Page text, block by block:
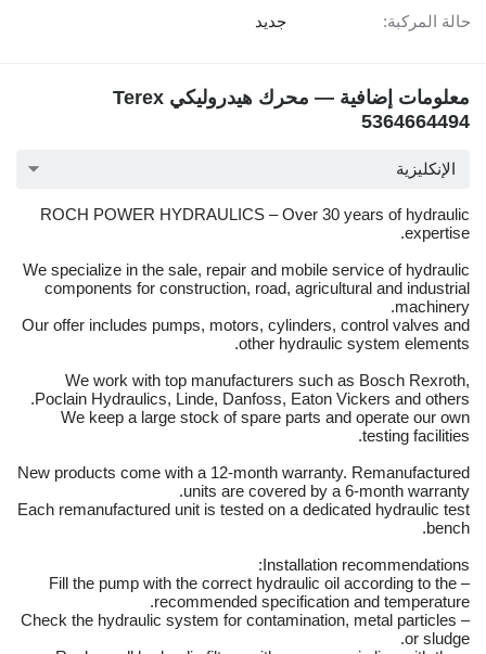
حالة المركبة: جديد
معلومات إضافية — محرك هيدروليكي Terex
5364664494
الإنكليزية
ROCH POWER HYDRAULICS – Over 30 years of hydraulic
expertise.
We specialize in the sale, repair and mobile service of hydraulic
components for construction, road, agricultural and industrial
machinery.
Our offer includes pumps, motors, cylinders, control valves and
other hydraulic system elements.
We work with top manufacturers such as Bosch Rexroth,
Poclain Hydraulics, Linde, Danfoss, Eaton Vickers and others.
We keep a large stock of spare parts and operate our own
testing facilities.
New products come with a 12-month warranty. Remanufactured
units are covered by a 6-month warranty.
Each remanufactured unit is tested on a dedicated hydraulic test
bench.
Installation recommendations:
– Fill the pump with the correct hydraulic oil according to the
recommended specification and temperature.
– Check the hydraulic system for contamination, metal particles
or sludge.